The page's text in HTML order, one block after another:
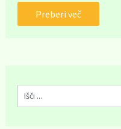
Preberi več